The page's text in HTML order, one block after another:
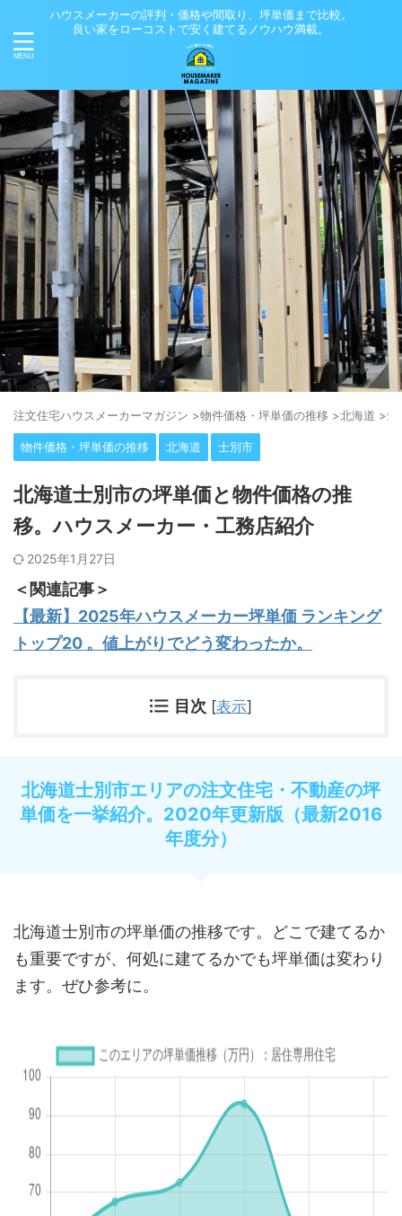
ハウスメーカーの評判・価格や間取り、坪単価まで比較。
良い家をローコストで安く建てるノウハウ満載。
注⽂住宅ハウスメーカーマガジン >物件価格・坪単価の推移 >北海道 >士
物件価格・坪単価の推移 北海道 士別市
北海道士別市の坪単価と物件価格の推
移。ハウスメーカー・工務店紹介
2025年1月27日
＜関連記事＞
【最新】2025年ハウスメーカー坪単価 ランキング
トップ20 。値上がりでどう変わったか。
目次 [表示]
北海道士別市エリアの注文住宅・不動産の坪
単価を一挙紹介。2020年更新版（最新2016
年度分）
北海道士別市の坪単価の推移です。どこで建てるか
も重要ですが、何処に建てるかでも坪単価は変わり
ます。ぜひ参考に。